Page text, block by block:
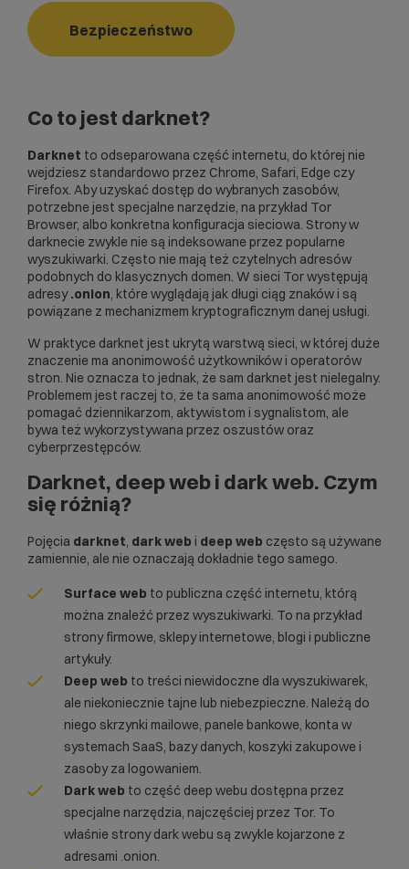
Bezpieczeństwo
Co to jest darknet?
Darknet to odseparowana część internetu, do której nie
wejdziesz standardowo przez Chrome, Safari, Edge czy
Firefox. Aby uzyskać dostęp do wybranych zasobów,
potrzebne jest specjalne narzędzie, na przykład Tor
Browser, albo konkretna konfiguracja sieciowa. Strony w
darknecie zwykle nie są indeksowane przez popularne
wyszukiwarki. Często nie mają też czytelnych adresów
podobnych do klasycznych domen. W sieci Tor występują
adresy.onion, które wyglądają jak długi ciąg znaków i są
powiązane z mechanizmem kryptograficznym danej usługi.
W praktyce darknet jest ukrytą warstwą sieci, w której duże
znaczenie ma anonimowość użytkowników i operatorów
stron. Nie oznacza to jednak, że sam darknet jest nielegalny.
Problemem jest raczej to, że ta sama anonimowość może
pomagać dziennikarzom, aktywistom i sygnalistom, ale
bywa też wykorzystywana przez oszustów oraz
cyberprzestępców.
Darknet, deep web i dark web. Czym
się różnią?
Pojęcia darknet, dark web i deep web często są używane
zamiennie, ale nie oznaczają dokładnie tego samego.
Surface web to publiczna część internetu, którą
można znaleźć przez wyszukiwarki. To na przykład
strony firmowe, sklepy internetowe, blogi i publiczne
artykuły.
Deep web to treści niewidoczne dla wyszukiwarek,
ale niekoniecznie tajne lub niebezpieczne. Należą do
niego skrzynki mailowe, panele bankowe, konta w
systemach SaaS, bazy danych, koszyki zakupowe i
zasoby za logowaniem.
Dark web to część deep webu dostępna przez
specjalne narzędzia, najczęściej przez Tor. To
właśnie strony dark webu są zwykle kojarzone z
adresami .onion.